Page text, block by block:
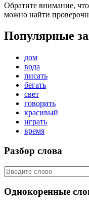
Обратите внимание,
можно найти
Популярные
дом
вода
писать
бегать
свет
говорить
красивый
играть
время
Разбор слова
Однокоренные